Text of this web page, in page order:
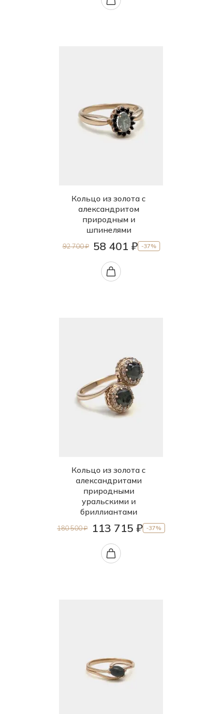
Кольцо из золота с
александритом
природным и
шпинелями
92 700 ₽ 58 401 ₽ -37%
Кольцо из золота с
александритами
природными
уральскими и
бриллиантами
180 500 ₽ 113 715 ₽ -37%